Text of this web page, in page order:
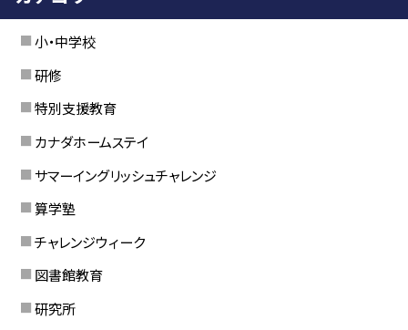
小・中学校
研修
特別支援教育
カナダホームステイ
サマーイングリッシュチャレンジ
算学塾
チャレンジウィーク
図書館教育
研究所